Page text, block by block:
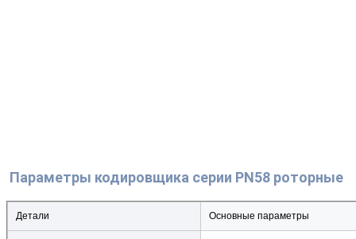
Параметры кодировщика серии PN58 роторные
Детали Основные параметры